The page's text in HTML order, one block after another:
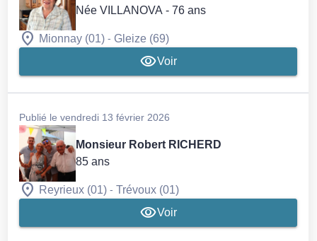
Née VILLANOVA - 76 ans
Mionnay (01) - Gleize (69)
Voir
Publié le vendredi 13 février 2026
Monsieur Robert RICHERD
85 ans
Reyrieux (01) -Trévoux (01)
Voir